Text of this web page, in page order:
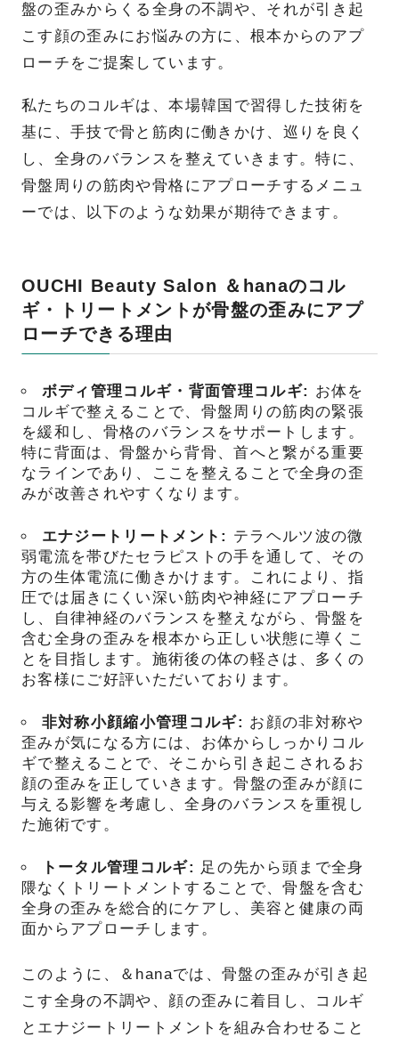
盤の歪みからくる全身の不調や、それが引き起
こす顔の歪みにお悩みの方に、根本からのアプ
ローチをご提案しています。
私たちのコルギは、本場韓国で習得した技術を
基に、手技で骨と筋肉に働きかけ、巡りを良く
し、全身のバランスを整えていきます。特に、
骨盤周りの筋肉や骨格にアプローチするメニュ
ーでは、以下のような効果が期待できます。
OUCHI Beauty Salon ＆hanaのコル
ギ・トリートメントが骨盤の歪みにアプ
ローチできる理由
ボディ管理コルギ・背面管理コルギ: お体を
コルギで整えることで、骨盤周りの筋肉の緊張
を緩和し、骨格のバランスをサポートします。
特に背面は、骨盤から背骨、首へと繋がる重要
なラインであり、ここを整えることで全身の歪
みが改善されやすくなります。
エナジートリートメント: テラヘルツ波の微
弱電流を帯びたセラピストの手を通して、その
方の生体電流に働きかけます。これにより、指
圧では届きにくい深い筋肉や神経にアプローチ
し、自律神経のバランスを整えながら、骨盤を
含む全身の歪みを根本から正しい状態に導くこ
とを目指します。施術後の体の軽さは、多くの
お客様にご好評いただいております。
非対称小顔縮小管理コルギ: お顔の非対称や
歪みが気になる方には、お体からしっかりコル
ギで整えることで、そこから引き起こされるお
顔の歪みを正していきます。骨盤の歪みが顔に
与える影響を考慮し、全身のバランスを重視し
た施術です。
トータル管理コルギ: 足の先から頭まで全身
隈なくトリートメントすることで、骨盤を含む
全身の歪みを総合的にケアし、美容と健康の両
面からアプローチします。
このように、＆hanaでは、骨盤の歪みが引き起
こす全身の不調や、顔の歪みに着目し、コルギ
とエナジートリートメントを組み合わせること